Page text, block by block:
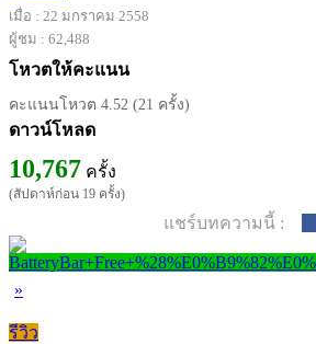
เมื่อ : 22 มกราคม 2558
ผู้ชม : 62,488
โหวตให้คะแนน
คะแนนโหวต 4.52 (21 ครั้ง)
ดาวน์โหลด
10,767 ครั้ง
(สัปดาห์ก่อน 19 ครั้ง)
แชร์บทความนี้ :
»
รีวิว